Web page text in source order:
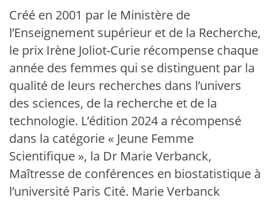
Créé en 2001 par le Ministère de
l’Enseignement supérieur et de la Recherche,
le prix Irène Joliot-Curie récompense chaque
année des femmes qui se distinguent par la
qualité de leurs recherches dans l’univers
des sciences, de la recherche et de la
technologie. L’édition 2024 a récompensé
dans la catégorie « Jeune Femme
Scientifique », la Dr Marie Verbanck,
Maîtresse de conférences en biostatistique à
l’université Paris Cité. Marie Verbanck